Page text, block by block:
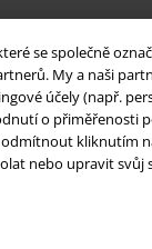
se společně
My a naši
účely (např.
o
kliknutím
nebo upravit svůj